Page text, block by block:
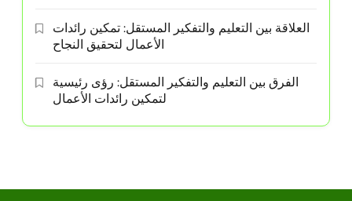
العلاقة بين التعليم والتفكير المستقل: تمكين رائدات
الأعمال لتحقيق النجاح
الفرق بين التعليم والتفكير المستقل: رؤى رئيسية
لتمكين رائدات الأعمال